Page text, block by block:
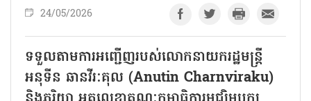
24/05/2026
ទទួលតាមការអញ្ជើញរបស់លោកនាយករដ្ឋមន្ត្រី
អនុទីន ឆានវីរៈគុល (Anutin Charnviraku)